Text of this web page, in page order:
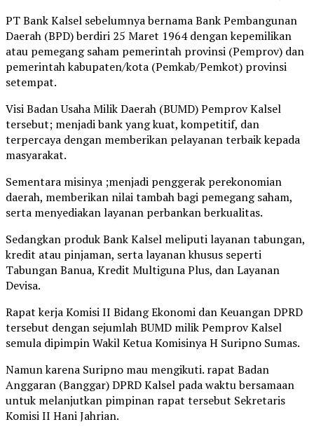
PT Bank Kalsel sebelumnya bernama Bank Pembangunan
Daerah (BPD) berdiri 25 Maret 1964 dengan kepemilikan
atau pemegang saham pemerintah provinsi (Pemprov) dan
pemerintah kabupaten/kota (Pemkab/Pemkot) provinsi
setempat.
Visi Badan Usaha Milik Daerah (BUMD) Pemprov Kalsel
tersebut; menjadi bank yang kuat, kompetitif, dan
terpercaya dengan memberikan pelayanan terbaik kepada
masyarakat.
Sementara misinya ;menjadi penggerak perekonomian
daerah, memberikan nilai tambah bagi pemegang saham,
serta menyediakan layanan perbankan berkualitas.
Sedangkan produk Bank Kalsel meliputi layanan tabungan,
kredit atau pinjaman, serta layanan khusus seperti
Tabungan Banua, Kredit Multiguna Plus, dan Layanan
Devisa.
Rapat kerja Komisi II Bidang Ekonomi dan Keuangan DPRD
tersebut dengan sejumlah BUMD milik Pemprov Kalsel
semula dipimpin Wakil Ketua Komisinya H Suripno Sumas.
Namun karena Suripno mau mengikuti. rapat Badan
Anggaran (Banggar) DPRD Kalsel pada waktu bersamaan
untuk melanjutkan pimpinan rapat tersebut Sekretaris
Komisi II Hani Jahrian.